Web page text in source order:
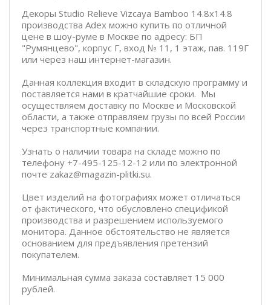
Декоры Studio Relieve Vizcaya Bamboo 14.8x14.8
производства Adex можно купить по отличной
цене в шоу-руме в Москве по адресу: БП
"Румянцево", корпус Г, вход № 11, 1 этаж, пав. 119Г
или через наш интернет-магазин.
Данная коллекция входит в складскую программу и
поставляется нами в кратчайшие сроки. Мы
осуществляем доставку по Москве и Московской
области, а также отправляем грузы по всей России
через транспортные компании.
Узнать о наличии товара на складе можно по
телефону +7-495-125-12-12 или по электронной
почте zakaz@magazin-plitki.su.
Цвет изделий на фотографиях может отличаться
от фактического, что обусловлено спецификой
производства и разрешением используемого
монитора. Данное обстоятельство не является
основанием для предъявления претензий
покупателем.
Минимальная сумма заказа составляет 15 000
рублей.